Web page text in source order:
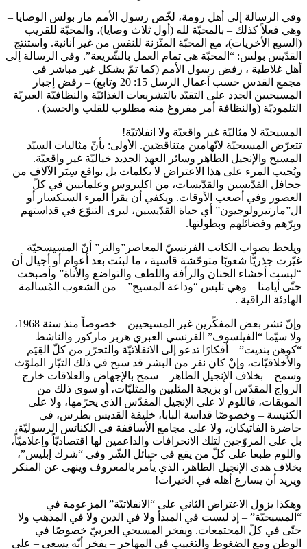
وفي الرسالة إلى أهل رومة، لخّص رسول الأمم مار بولس الوصايا –
وهي فعلاً كذلك – بالمحبّة لله (أول ثلاث وصايا)، والمحبّة للقريب
(السبع الأخريات)، مع المحبّة المتّزنة للنفس من غير أنانية. واستنتج
القدّيس بولس: “المحبّة هي تمام العمل بالشّريعة”. وفي الرسالة إلى
أهل غلاطية ، رفض رسول الأمم (كما تمّ بشكل غير مباشر في
مجمع القدس حسب أعمال الرسل 15: 20 وتابع) – رفض إجبار
المسيحيين الجدد على التقيّد بالتشريعات الغذائيّة والنظافيّة العبريّة
التلموديّة (والنظافة أمر مفروغ منه مطلوب للقلب والجسد) .
المسيحيّة لا مثاليّة غير واقعيّة ولا انفلاتيّة!
تتعرّض المسيحيّة لاتّهامين متناقضَين. الأولى: بأنّ مثاليات السيّد
المسيح والإنجيل الطاهر وسائر العهد الجديد خياليّة غير واقعيّة.
ويُجيب المرء على هذا الاعتراض لا بكلمات بل بواقع سِيَر الآلاف من
جحافل القدّيسين والقدّيسات، من اكليروس وعلمانيين في كلّ
العصور وفي أصعب الأوقات. ويكفي أن يقرأ المرء السنكسار أو
ال”مارتيرولوجيون” أي حياة القدّيسين، ليرى التنوّع في قداستهم
وبِرّهم وفضائلهم وبطولتها.
ويلحظ بصواب الكاتب الفرنسيّ المعاصر”والتر” أنّ المسيسحيّة
غيّرت جذريًّا شعوبًا متوحّشة قاسية ، ما لبثت بعد أعوام أو أجيال أن
“لبست أحشاء الحنان والرأفة واللطف والتواضع والأناة” وأصبحت
حتّى أيامنا – وهي تلبس “وداعة المسيح” – من الشعوب المُسالمة
الهادئة الراقية .
وإنّ نشر بعض المفكّرين غير المسيحيين – خصوصاً منذ سنة 1968،
ولا سيّما “الفيلسوف” الفرنسي العبري هربر ماركوز والناشط
“كوهن بنديت” – أفكارًا تدعو إلى الانفلاتيّة والتحرّر من كلّ القِيَم
والأخلاقيّات، وإنْ كان نفر من البشر قد سبح في ذلك التيّار الملوّث
وسمح – بخلاف الإنجيل الطاهر – سمح بالإجهاض والعلاقات خارج
الزواج المقدّس أو بزيجة المثليين والمثليّات، أو سوى ذلك من
الموبقات، فاللوم لا على الإنجيل المقدّس الذي يحرّمها، ولا على
الكنيسة – وخصوصًا قداسة البابا، خليفة القديس بطرس، في
حاضرة الفاتيكان، ولا على مجامع الأساقفة في الكنائس الرسوليّة،
بل على المروّجين لتلك الانحرافات والداعمين لها اقتصاديّاً وإعلاميّاً،
واللوم طبعا على كلّ من يقع في حبائل الشّر وفي “شرك إبليس”،
بخلاف هدى الإنجيل الطاهر، الذي يأمر بالمعروف وينهى عن المنكر
ويريد أن يسارع أهله في الخيرات!
وهكذا يزول الاعتراض الثاني على “الانفلاتيّة” المزعومة في
“المسيحيّة” – إذ ليست في المبدأ ولا في الدين ولا في المذهب ولا
حتّى في كلّ المجتمعات. ويفخر المسيحي العربيّ خصوصًا في
الوطن ومع الضغوط والتغييب في المهاجر – يفخر أنّه يسعى – على